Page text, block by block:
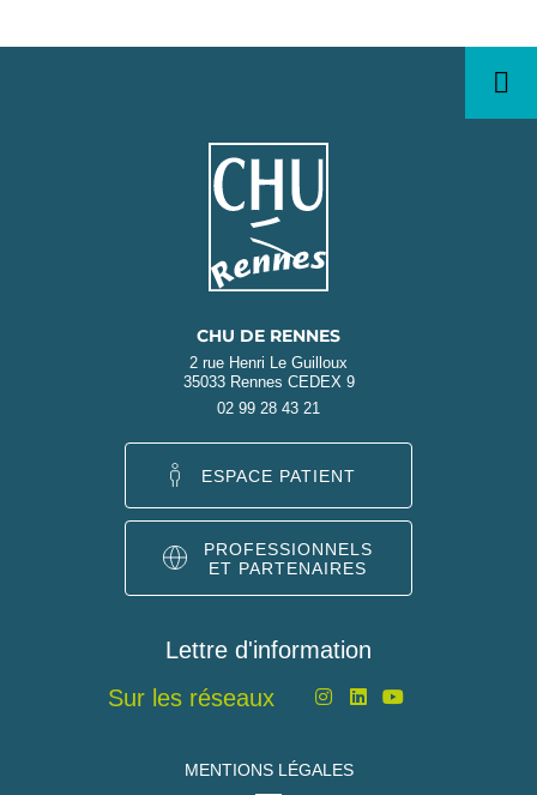
CHU DE RENNES
2 rue Henri Le Guilloux
35033 Rennes CEDEX 9
02 99 28 43 21
ESPACE PATIENT
PROFESSIONNELS
ET PARTENAIRES
Lettre d'information
Sur les réseaux
MENTIONS LÉGALES